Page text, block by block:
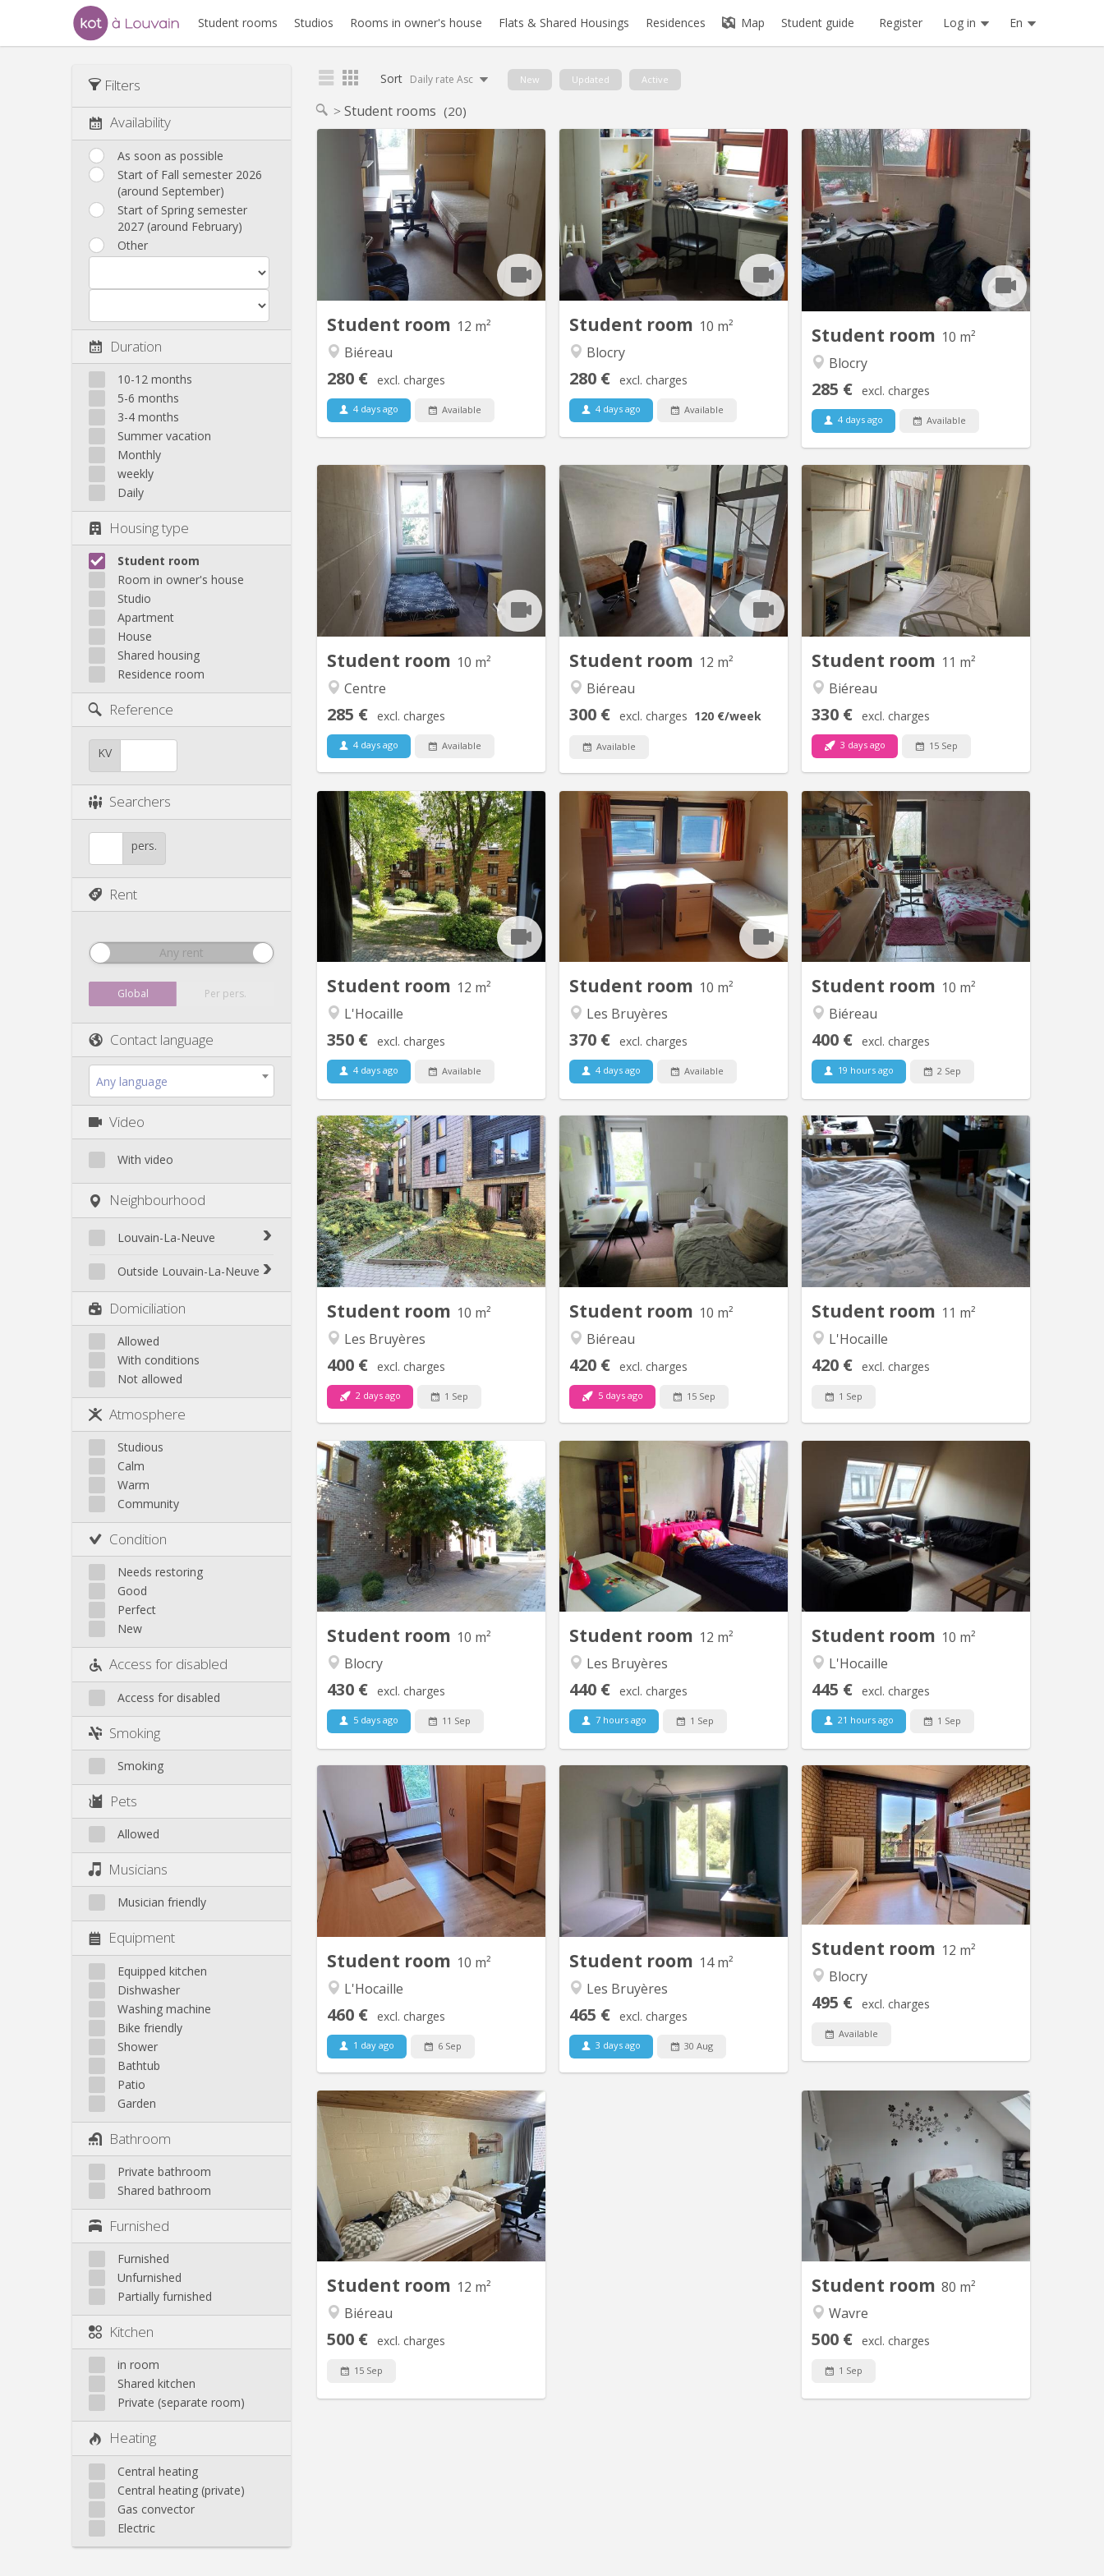
Student rooms Studios Rooms in owner's house Flats & Shared Housings Residences Map Student guide Register Log in En
Filters
Availability
As soon as possible
Start of Fall semester 2026
(around September)
Start of Spring semester
2027 (around February)
Other
Duration
10-12 months
5-6 months
3-4 months
Summer vacation
Monthly
weekly
Daily
Housing type
Student room
Room in owner's house
Studio
Apartment
House
Shared housing
Residence room
Reference
KV
Searchers
pers.
Rent
Any rent
Global Per pers.
Contact language
Any language
Video
With video
Neighbourhood
Louvain-La-Neuve
Biéreau
Centre
L'Hocaille
La Baraque
Lauzelle
Outside Louvain-La-Neuve
Genappe
Mont-Saint-Guibert
Nivelles
Ottignies
Rixensart
Walhain
Wavre
Other
Domiciliation
Allowed
With conditions
Not allowed
Atmosphere
Studious
Calm
Warm
Community
Condition
Needs restoring
Good
Perfect
New
Access for disabled
Access for disabled
Smoking
Smoking
Pets
Allowed
Musicians
Musician friendly
Equipment
Equipped kitchen
Dishwasher
Washing machine
Bike friendly
Shower
Bathtub
Patio
Garden
Bathroom
Private bathroom
Shared bathroom
Furnished
Furnished
Unfurnished
Partially furnished
Kitchen
in room
Shared kitchen
Private (separate room)
Heating
Central heating
Central heating (private)
Gas convector
Electric
Sort Daily rate Asc New Updated Active
Student rooms (20)
Student room 12 m²
Biéreau
280 € excl. charges
4 days ago Available
KV 420
1 kot disponible à louer dans
communautaire de 7, quartier Biereau,
proche Ferme du Biereau (théatre),
Loungeatude, Tennis club, calme et
studieux . Châssis PVC double oscillo-
battant, sol linoleum. Visuel lointain.
Présence d'un frigo privatif dans la
chambre. A louer disponible du 20...
Student room 10 m²
Blocry
280 € excl. charges
4 days ago Available
KV 1037
Kot situé rue des Sports 7 / 102: Très
bien situé, dans une rue calme, a deux
pas du centre sportif du Blocry, et
proche du centre, IAD, Hocaille
Appartement communautaire de 10
avec 3 salles de douches et 3 WC
Disponible du 16 juillet au 10
septembre 2026
Student room 10 m²
Blocry
285 € excl. charges
4 days ago Available
KV 1025
Sports 11/104: kot situé au Blocry, rue
des Sports dans un appartement
communautaire de 10, avec 3 salles de
douches et 3 WC. chambre de 10 m²,
lumineuse proximité immédiate avec le
centre sportif, de l IAD, et proche du
centre de LLN A louer du 20 juin au 10
septembre 2026 à 290 euros...
Student room 10 m²
Centre
285 € excl. charges
4 days ago Available
KV 1405
Kot situé au 32 - 219 Place des
Wallons donnant sur le parking arrière
au calme (cour des Borains), côté
avenue de l'Espinette Appartement
communautaire de 10 avec 4 salles de
douches et 2 WC disponible dès le 1
aout 2026 et ce jusqu'au 10 septembre
Student room 12 m²
Biéreau
300 € excl. charges 120 €/week
Available
KV 1265
Contact uniquement par tél ou mail,
pas via le site Kot étudiant à louer, à
partir du 22 juin 2026, jusqu'au 31 août
2026 Tél : La durée du bail est de 2
mois (1er au 31 août 2026). Libre le 22
juin, dans un communautaire de 6. 12
M2, SDB privative (évier dans petite
SDB) Nouveau Quick step...
Student room 11 m²
Biéreau
330 € excl. charges
3 days ago 15 Sep
KV 2256
Chambre de 11m2, meublée, équipée
d’un évier. Résidence disposant d’un
parking et d’un cadre verdoyant. Loyer
€450 / mois : toutes charges
comprises Garantie locative €700 Taxe
de séjour lln : €325 / an Commun de 8
chambres au rez-de-chaussée-de-
chaussée, comprenant 1 salle de
Student room 12 m²
L'Hocaille
350 € excl. charges
4 days ago Available
KV 424
kot à louer dans communautaire de 8,
proche de la Grand place, Le Piano,
Centre sportif Blocry, facultés,
lumineux disponible dès le 1 juillet
2026 et ce jusqu'au 10 septembre
2026
Student room 10 m²
Les Bruyères
370 € excl. charges
4 days ago Available
KV 850
Kot/chambre situé au passage des
Dinandiers 22 - 309, dans le quartier
des Bruyères Dans un communautaire
de 10 chambres avec 3 douches et 3
WC. Central, dans le quartier des
Bruyères, proche de la Grand place de
l'Université (à 4 minutes à pied), et des
commerces et facultés multiples. A 1...
Student room 10 m²
Biéreau
400 € excl. charges
19 hours ago 2 Sep
Bonjour. ATTENTION LE KOT N’est
plus disponible pour l’ANNÉE 26-27. LE
KOT EST LOUÉ! Le loyer est de 500
euros tout compris (location de
mobiliers, taxes, charges) . Il est
équipé de meubles (bureau réglable en
hauteur, chaise de bureau, penderie,
commode, un lavabo (eau chaude, eau
Student room 10 m²
Les Bruyères
400 € excl. charges
2 days ago 1 Sep
KV 1583
Chambre meublée avec lavabo
individuel située dans un appartement
de type communautaire compose de 8
chambres d'étudiants.
Student room 10 m²
Biéreau
420 € excl. charges
5 days ago 15 Sep
Chambre 313 au 3e étage dans un
communautaire de 6. 2 WC 1 douche
commune pour 2 chambres Lit sans
matelas Environnement verdoyant et
calme.
Student room 11 m²
L'Hocaille
420 € excl. charges
1 Sep
KV 1764
Chambre avec lavabo , 11 m2 dans un
communautaire de 6 chambres
partagées sur 2 niveaux un bloc
sanitaire (douche + toilette) pour 3
chambres
Student room 10 m²
Blocry
430 € excl. charges
5 days ago 11 Sep
KV 709
Plusieurs chambres seront disponibles
dans différentes maisons partagées
par 4 ou 6 étudiants à partir du
12/09/2026. Les maisons pour 4
étudiants comprennent une cuisine
équipée commune, un accès à une
terrasse et un jardin privatif. Au
premier étage, il y a deux chambres et
Student room 12 m²
Les Bruyères
440 € excl. charges
7 hours ago 1 Sep
KV 315
Kot/petite Chambre avec entrée et
douche indépendantes pour étudiant.
e. s dans commu de 3 personnes dans
une zone boisée autour du lac de
Louvain-la-Neuve et petit espace jardin
accessible en façade . Petite Cuisine
ocommunautaire. Internet offert à
négocier avec propriétaire Possibilité
Student room 10 m²
L'Hocaille
445 € excl. charges
21 hours ago 1 Sep
Chambre 302 dans un communautaire
de 10 , 2 WC, 2 douches. Le loyer
mobilier est de 250€ pour l’année
payable soit en au début de l’année
soit mensuellement. La taxe de séjour
de 245€ (sauf changement de la part
de la commune) est à régler à l'entrée.
Student room 10 m²
L'Hocaille
460 € excl. charges
1 day ago 6 Sep
KV 1953
Chambre au calme à louer, dans
maison communautaire de 9, dans le
quartier de l'Hocaille En commun:
living/cuisine communautaire, 2
douches, 2 WCs Quartier calme et
agréable. Très bien situé: près des
auditoires Coubertin, du centre sportif
et de la piscine, et de petits
Student room 14 m²
Les Bruyères
465 € excl. charges
3 days ago 30 Aug
KV 516
⚠ deux chambres sur trois disponibles
en 2026-2027; une reprise par un
koteur de l'année précédente. Rue du
RUCHAUX, n°11 ; 1490 Court-Saint-
Étienne Kots situés dans une maison
familiale (partie étudiante
indépendante de la maison familiale)
Ⓐ Chambres normales 2 × 1 chambre
Student room 12 m²
Blocry
495 € excl. charges
Available
KV 1828
A louer pour 2026-2027 , grande
chambre meublée située à l'Hocaille,
rue des Blancs chevaux, dans
communautaire de 6, avec frigo
individuel dans la chambre. Proximité
des auditoires (kiné, psychologie,
lettres, droit , sciences économiques,
sportif. En...
Student room 12 m²
Biéreau
500 € excl. charges
15 Sep
KV 1491
Grande chambre très bien meublée
dans le quartier du Biéreau, rue de la
Marjolaine, dans communautaire de 5,
à louer pour 2026-2027. Idéalement
situé dans un quartier calme et
verdoyant. Meubles: lit avec tiroirs et
matelas, garde robe, bureau, chaise de
bureau à roulettes, armoire basse...
Student room 80 m²
Wavre
500 € excl. charges
1 Sep
KV 2258
Situé dans un écrin de verdure, à 10
minutes à pied des transports en
commun, 2 grandes chambres
lumineuses entièrement meublées
sont libres dans un appartement 3
chambres. L’appartement est composé
de 3 chambres, 2 salles de bain, un WC
séparé, une cuisine moderne